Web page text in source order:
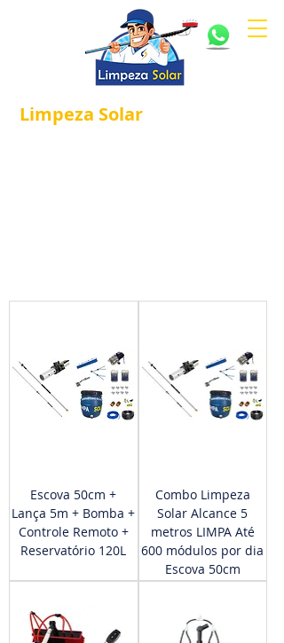
Limpeza Solar®
Escova 50cm +
Lança 5m + Bomba +
Controle Remoto +
Reservatório 120L
Combo Limpeza
Solar Alcance 5
metros LIMPA Até
600 módulos por dia
Escova 50cm